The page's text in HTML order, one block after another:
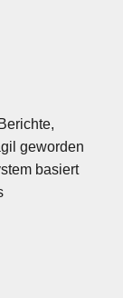
geworden
basiert